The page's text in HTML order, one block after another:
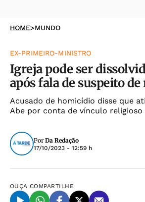
HOME>MUNDO
EX-PRIMEIRO-MINISTRO
Igreja pode ser
após fala de suspeito
Acusado de homicídio disse que
Abe por conta de vínculo
Por Da Redação
17/10/2023 - 12:59 h
OUÇA COMPARTILHE